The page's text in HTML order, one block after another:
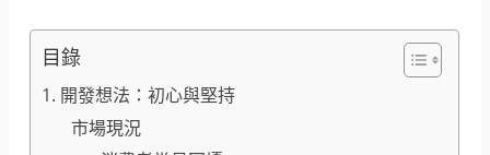
目錄
1. 開發想法：初心與堅持
市場現況